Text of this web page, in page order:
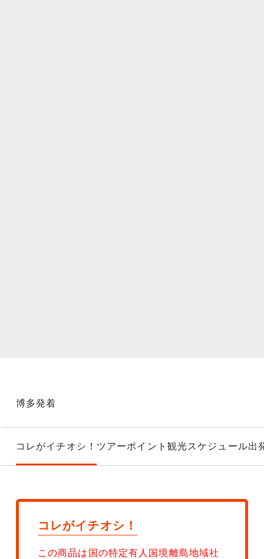
博多発着
コレがイチオシ！ ツアーポイント 観光スケジュール出
コレがイチオシ！
この商品は国の特定有人国境離島地域社